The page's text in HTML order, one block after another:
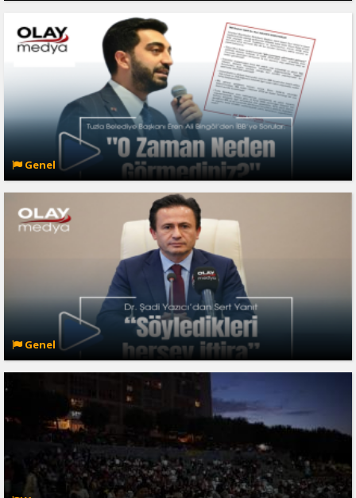
Genel
Genel